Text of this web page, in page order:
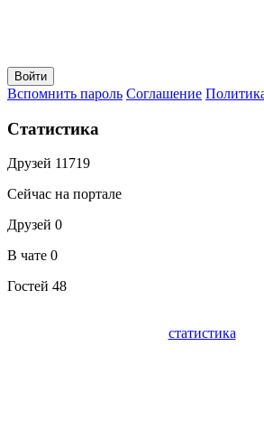
Вспомнить пароль Соглашение
Статистика
Друзей 11719
Сейчас на портале
Друзей 0
В чате 0
Гостей 48
статистика